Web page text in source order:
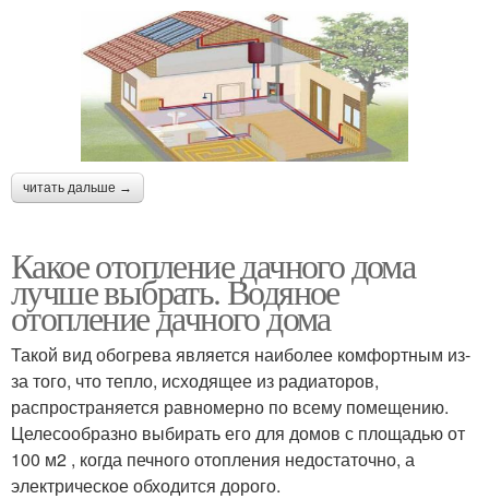
читать дальше →
Какое отопление дачного дома
лучше выбрать. Водяное
отопление дачного дома
Такой вид обогрева является наиболее комфортным из-
за того, что тепло, исходящее из радиаторов,
распространяется равномерно по всему помещению.
Целесообразно выбирать его для домов с площадью от
100 м2 , когда печного отопления недостаточно, а
электрическое обходится дорого.